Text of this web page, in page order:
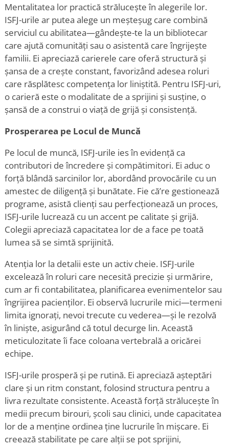
Mentalitatea lor practică strălucește în alegerile lor.
ISFJ-urile ar putea alege un meșteșug care combină
serviciul cu abilitatea—gândește-te la un bibliotecar
care ajută comunități sau o asistentă care îngrijește
familii. Ei apreciază carierele care oferă structură și
șansa de a crește constant, favorizând adesea roluri
care răsplătesc competența lor liniștită. Pentru ISFJ-uri,
o carieră este o modalitate de a sprijini și susține, o
șansă de a construi o viață de grijă și consistență.
Prosperarea pe Locul de Muncă
Pe locul de muncă, ISFJ-urile ies în evidență ca
contributori de încredere și compătimitori. Ei aduc o
forță blândă sarcinilor lor, abordând provocările cu un
amestec de diligență și bunătate. Fie că’re gestionează
programe, asistă clienți sau perfecționează un proces,
ISFJ-urile lucrează cu un accent pe calitate și grijă.
Colegii apreciază capacitatea lor de a face pe toată
lumea să se simtă sprijinită.
Atenția lor la detalii este un activ cheie. ISFJ-urile
excelează în roluri care necesită precizie și urmărire,
cum ar fi contabilitatea, planificarea evenimentelor sau
îngrijirea pacienților. Ei observă lucrurile mici—termeni
limita ignorați, nevoi trecute cu vederea—și le rezolvă
în liniște, asigurând că totul decurge lin. Această
meticulozitate îi face coloana vertebrală a oricărei
echipe.
ISFJ-urile prosperă și pe rutină. Ei apreciază așteptări
clare și un ritm constant, folosind structura pentru a
livra rezultate consistente. Această forță strălucește în
medii precum birouri, școli sau clinici, unde capacitatea
lor de a menține ordinea ține lucrurile în mișcare. Ei
creează stabilitate pe care alții se pot sprijini,